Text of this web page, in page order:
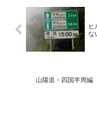
ヒ
な
山陽道・四国半周